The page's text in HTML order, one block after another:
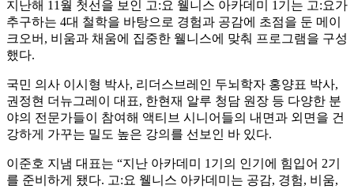
지난해 11월 첫선을 보인 고:요 웰니스 아카데미 1기는 고:요가
추구하는 4대 철학을 바탕으로 경험과 공감에 초점을 둔 메이
크오버, 비움과 채움에 집중한 웰니스에 맞춰 프로그램을 구성
했다.
국민 의사 이시형 박사, 리더스브레인 두뇌학자 홍양표 박사,
권정현 더뉴그레이 대표, 한현재 알루 청담 원장 등 다양한 분
야의 전문가들이 참여해 액티브 시니어들의 내면과 외면을 건
강하게 가꾸는 밀도 높은 강의를 선보인 바 있다.
이준호 지냄 대표는 “지난 아카데미 1기의 인기에 힘입어 2기
를 준비하게 됐다. 고:요 웰니스 아카데미는 공감, 경험, 비움,